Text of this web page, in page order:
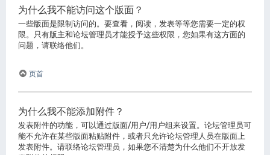
为什么我不能访问这个版面？
一些版面是限制访问的。要查看，阅读，发表等等您需要一定的权
限。只有版主和论坛管理员才能授予这些权限，您如果有这方面的
问题，请联络他们。
页首
为什么我不能添加附件？
发表附件的功能，可以通过版面/用户/用户组来设置。论坛管理员可
能不允许在某些版面粘贴附件，或者只允许论坛管理人员在版面上
发表附件。请联络论坛管理员，如果您不清楚为什么他们不开放发